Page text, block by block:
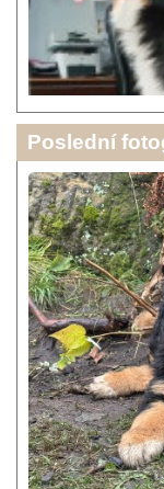
Poslední